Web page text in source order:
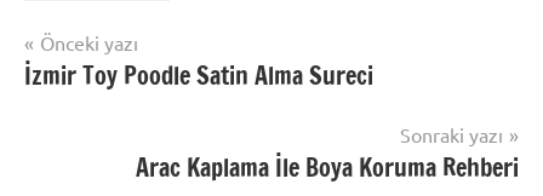
Yazı
gezinmesi
Önceki yazı
İzmir Toy Poodle Satin Alma Sureci
Sonraki yazı
Arac Kaplama İle Boya Koruma Rehberi